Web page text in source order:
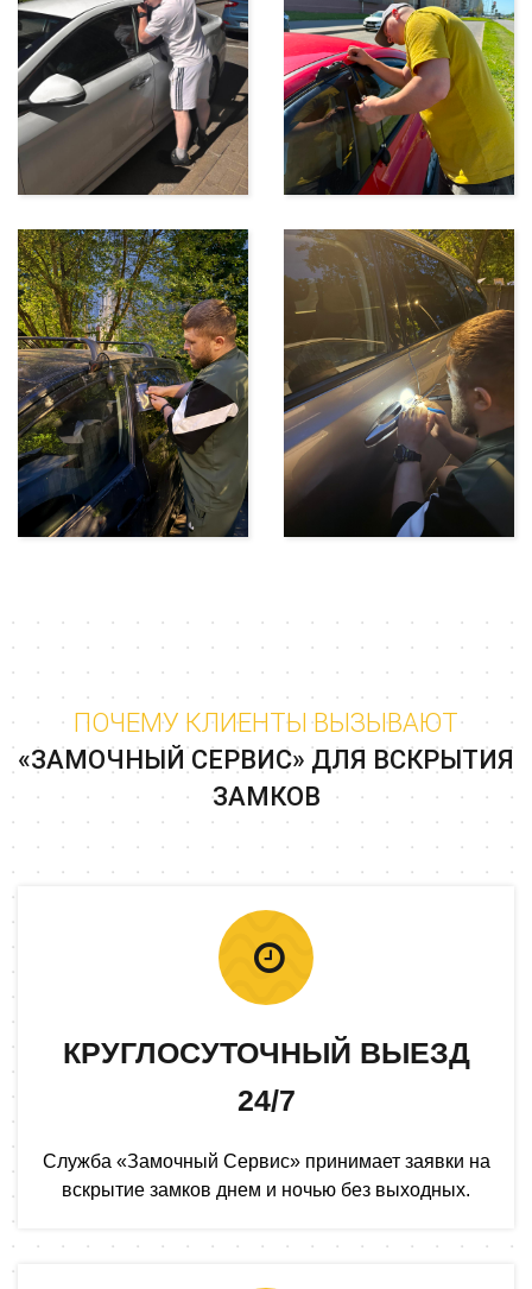
ПОЧЕМУ КЛИЕНТЫ ВЫЗЫВАЮТ
«ЗАМОЧНЫЙ СЕРВИС» ДЛЯ ВСКРЫТИЯ
ЗАМКОВ
КРУГЛОСУТОЧНЫЙ ВЫЕЗД
24/7
Служба «Замочный Сервис» принимает заявки на
вскрытие замков днем и ночью без выходных.